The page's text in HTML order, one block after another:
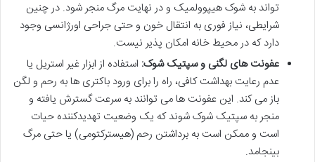
تواند به شوک هیپوولمیک و در نهایت مرگ منجر شود. در چنین
شرایطی، نیاز فوری به انتقال خون و حتی جراحی اورژانسی وجود
دارد که در محیط خانه امکان پذیر نیست.
عفونت های لگنی و سپتیک شوک: استفاده از ابزار غیر استریل یا
عدم رعایت بهداشت کافی، راه را برای ورود باکتری ها به رحم و لگن
باز می کند. این عفونت ها می توانند به سرعت گسترش یافته و
منجر به سپتیک شوک شوند که یک وضعیت تهدیدکننده حیات
است و ممکن است به برداشتن رحم (هیسترکتومی) یا حتی مرگ
بینجامد.